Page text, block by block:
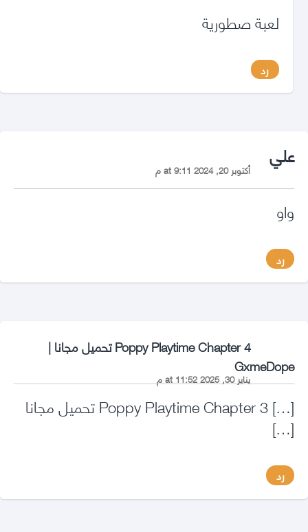
لعبة صطورية
رد
عليsays: أكتوبر 20, 2024 at 9:11 م
واو
رد
Poppy Playtime Chapter 4 تحميل مجانا |
GxmeDope
says:يناير 30, 2025 at 11:52 م
[…] Poppy Playtime Chapter 3 تحميل مجانا
[…]
رد